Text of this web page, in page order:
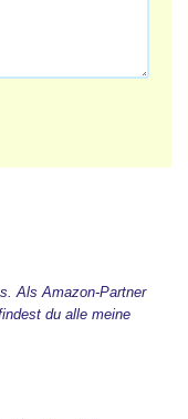
Als Amazon-Partner
du alle meine